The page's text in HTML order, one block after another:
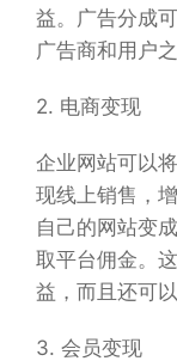
益。广告分成
广告商和用户
2. 电商变现
企业网站可以
现线上销售，
自己的网站变
取平台佣金。
益，而且还可
3. 会员变现